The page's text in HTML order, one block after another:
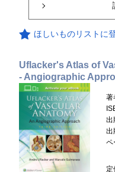
ほしいものリストに
Uflacker's Atlas of
- Angiographic
著
出
出
ペ